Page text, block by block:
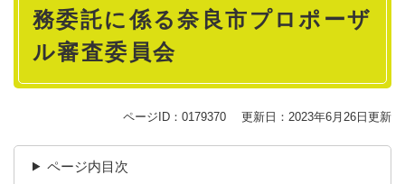
務委託に係る奈良市プロポーザ
ル審査委員会
ページID：0179370 更新日：2023年6月26日更新
ページ内目次